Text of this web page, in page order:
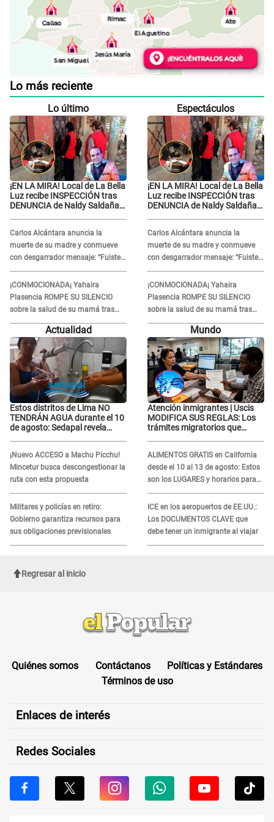
Lo más reciente
Lo último
¡EN LA MIRA! Local de La Bella
Luz recibe INSPECCIÓN tras
DENUNCIA de Naldy Saldaña
Carlos Alcántara anuncia la
muerte de su madre y conmueve
con desgarrador mensaje: “Fuiste
una gran mujer”
¡CONMOCIONADA¡ Yahaira
Plasencia ROMPE SU SILENCIO
sobre la salud de su mamá tras
APARECER en centro oncológico:
“La oración tiene poder”
Espectáculos
¡EN LA MIRA! Local de La Bella
Luz recibe INSPECCIÓN tras
DENUNCIA de Naldy Saldaña
Carlos Alcántara anuncia la
muerte de su madre y conmueve
con desgarrador mensaje: “Fuiste
una gran mujer”
¡CONMOCIONADA¡ Yahaira
Plasencia ROMPE SU SILENCIO
sobre la salud de su mamá tras
APARECER en centro oncológico:
“La oración tiene poder”
Actualidad
Estos distritos de Lima NO
TENDRÁN AGUA durante el 10
de agosto: Sedapal revela
¡Nuevo ACCESO a Machu Picchu!
Mincetur busca descongestionar la
ruta con esta propuesta
Militares y policías en retiro:
Gobierno garantiza recursos para
sus obligaciones previsionales
Mundo
Atención inmigrantes | Uscis
MODIFICA SUS REGLAS: Los
trámites migratorios que
ALIMENTOS GRATIS en California
desde el 10 al 13 de agosto: Estos
son los LUGARES y horarios para
recibir la ayuda
ICE en los aeropuertos de EE.UU.:
Los DOCUMENTOS CLAVE que
debe tener un inmigrante al viajar
Regresar al inicio
Quiénes somos Contáctanos
Políticas y Estándares
Términos de uso
Enlaces de interés
Redes Sociales